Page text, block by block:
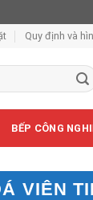
Quy định và
BẾP CÔNG
VIÊN